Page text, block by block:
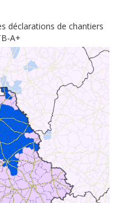
déclarations de chantiers
A+